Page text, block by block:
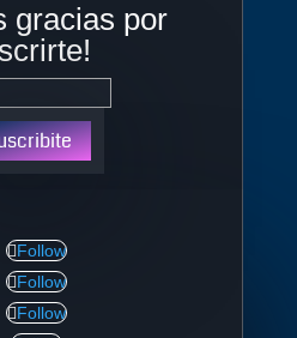
gracias por
Follow
Follow
Follow